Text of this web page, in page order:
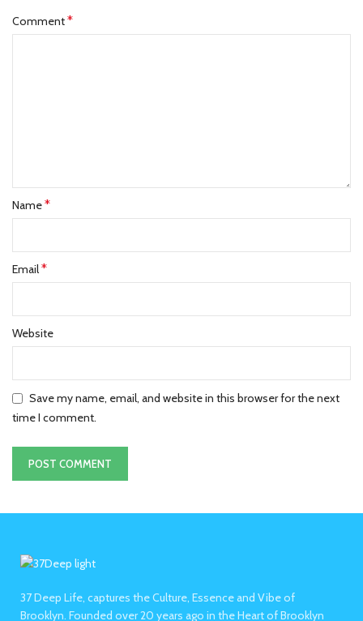
Comment*
Name*
Email*
Website
Save my name, email, and website in this browser for the next
time I comment.
37 Deep Life, captures the Culture, Essence and Vibe of
Brooklyn. Founded over 20 years ago in the Heart of Brooklyn